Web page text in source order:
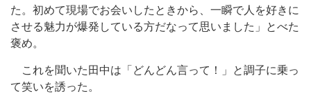
た。初めて現場でお会いしたときから、一瞬で人を好きに
させる魅力が爆発している方だなって思いました」とべた
褒め。
これを聞いた田中は「どんどん言って！」と調子に乗っ
て笑いを誘った。